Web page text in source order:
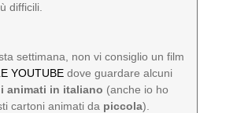
difficili.
settimana, non vi consiglio un film
YOUTUBE dove guardare alcuni
animati in italiano (anche io ho
cartoni animati da piccola).